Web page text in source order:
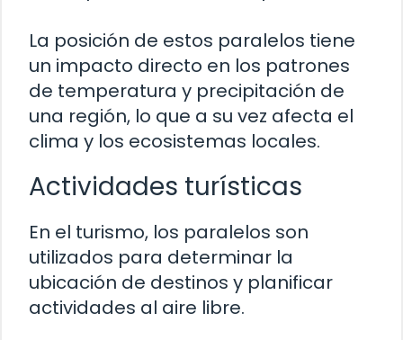
La posición de estos paralelos tiene
un impacto directo en los patrones
de temperatura y precipitación de
una región, lo que a su vez afecta el
clima y los ecosistemas locales.
Actividades turísticas
En el turismo, los paralelos son
utilizados para determinar la
ubicación de destinos y planificar
actividades al aire libre.